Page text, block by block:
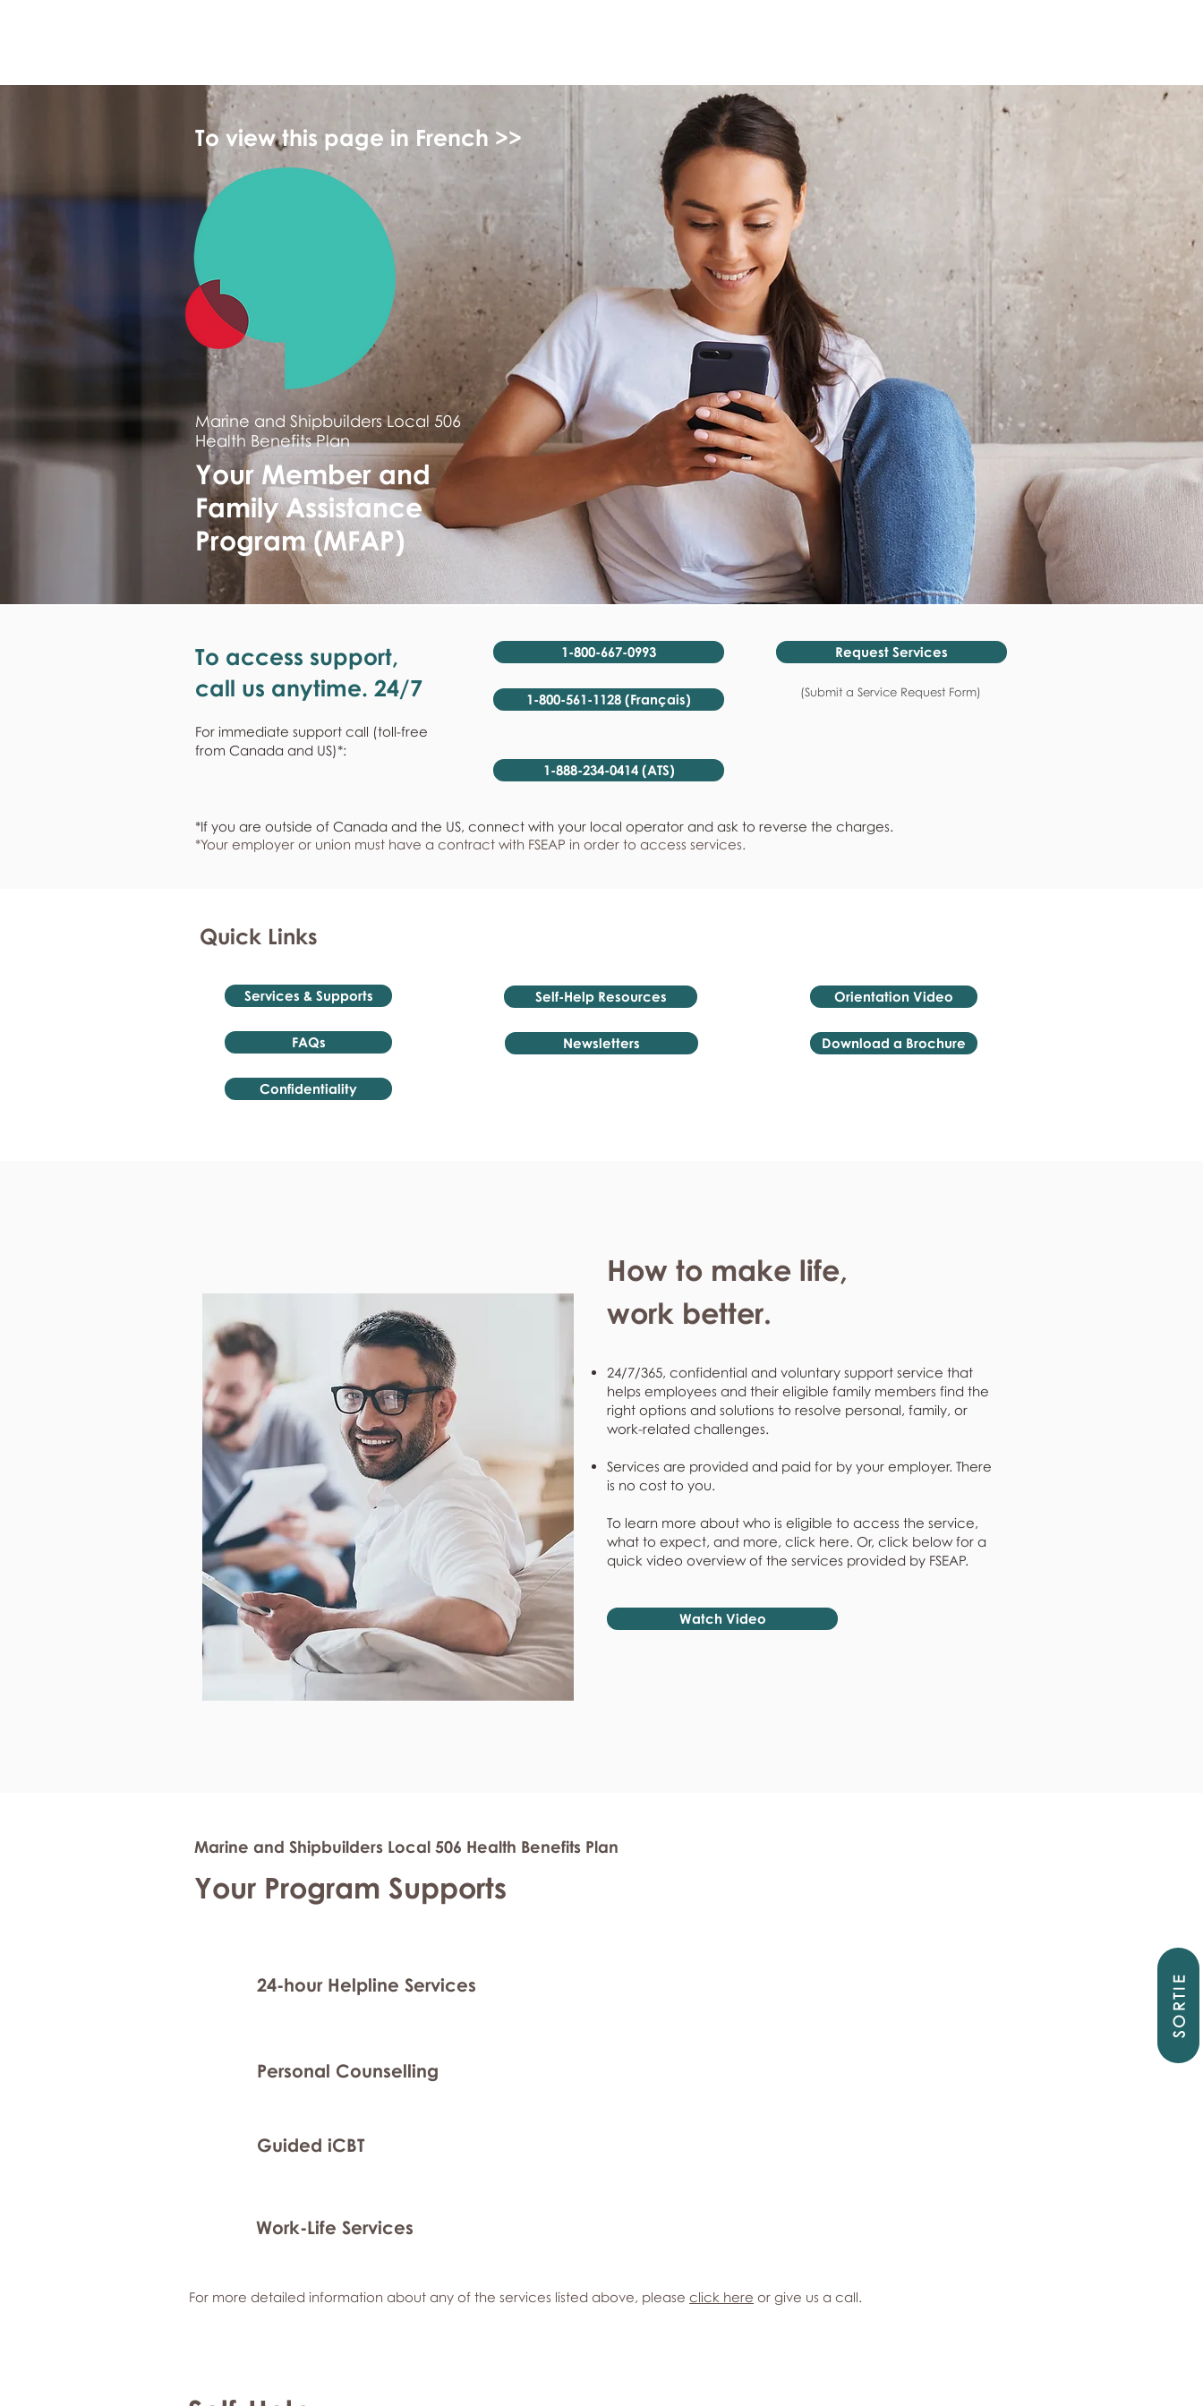
SORTIE
To view this page in French >>
Marine and Shipbuilders Local 506
Health Benefits Plan
Your Member and
Family Assistance
Program (MFAP)
To access support,
call us anytime. 24/7
For immediate support call (toll-free
from Canada and US)*:
1-800-667-0993
1-800-561-1128 (Français)
1-888-234-0414 (ATS)
Request Services
(Submit a Service Request Form)
*If you are outside of Canada and the US, connect with your local operator and ask to reverse the charges.
*Your employer or union must have a contract with FSEAP in order to access services.
Quick Links
Services & Supports
FAQs
Confidentiality
Self-Help Resources
Newsletters
Orientation Video
Download a Brochure
How to make life,
work better.
24/7/365, confidential and voluntary support service that
helps employees and their eligible family members find the
right options and solutions to resolve personal, family, or
work-related challenges.
Services are provided and paid for by your employer. There
is no cost to you.
To learn more about who is eligible to access the service,
what to expect, and more, click here. Or, click below for a
quick video overview of the services provided by FSEAP.
Watch Video
Marine and Shipbuilders Local 506 Health Benefits Plan
Your Program Supports
24-hour Helpline Services
Personal Counselling
Guided iCBT
Work-Life Services
For more detailed information about any of the services listed above, please click here or give us a call.